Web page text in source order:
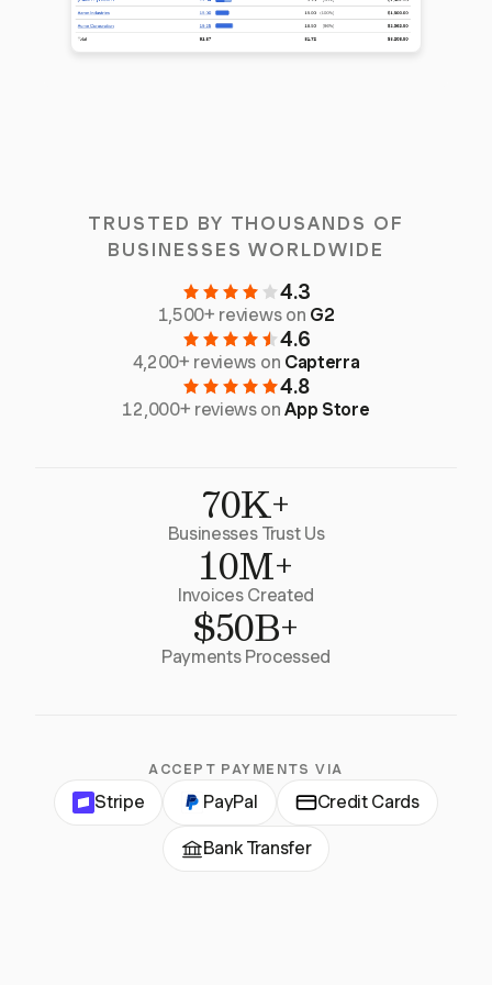
TRUSTED BY THOUSANDS OF
BUSINESSES WORLDWIDE
4.3
1,500+ reviews on G2
4.6
4,200+ reviews on Capterra
4.8
12,000+ reviews onApp Store
70K+
Businesses Trust Us
10M+
Invoices Created
$50B+
Payments Processed
ACCEPT PAYMENTS VIA
Stripe PayPal Credit Cards
Bank Transfer